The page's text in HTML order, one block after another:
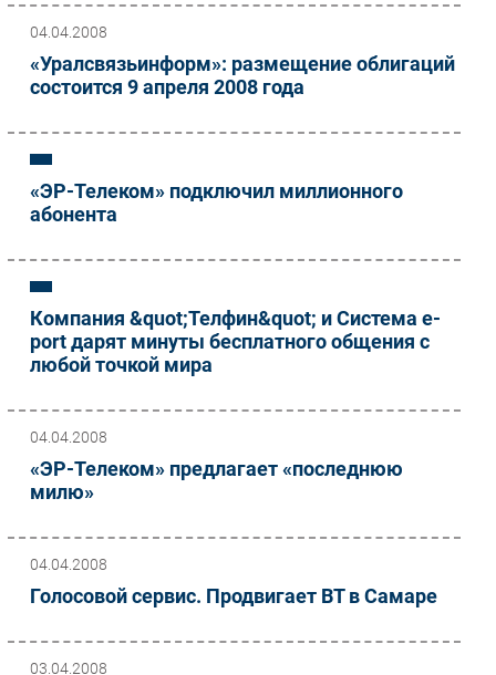
04.04.2008
«Уралсвязьинформ»: размещение облигаций
состоится 9 апреля 2008 года
«ЭР-Телеком» подключил миллионного
абонента
Компания &quot;Телфин&quot; и Система e-
port дарят минуты бесплатного общения с
любой точкой мира
04.04.2008
«ЭР-Телеком» предлагает «последнюю
милю»
04.04.2008
Голосовой сервис. Продвигает ВТ в Самаре
03.04.2008